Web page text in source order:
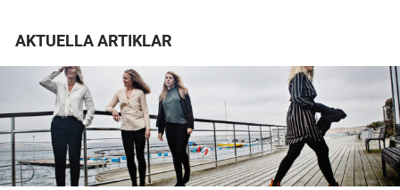
AKTUELLA ARTIKLAR